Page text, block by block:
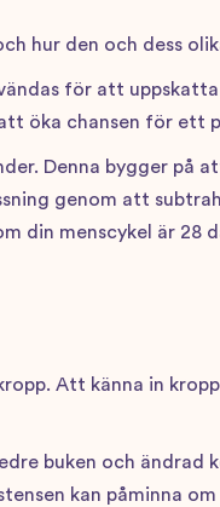
hur den och dess
för att
öka chansen för ett
Denna bygger på
genom att
din menscykel är
Att känna in
buken och ändrad
kan påminna